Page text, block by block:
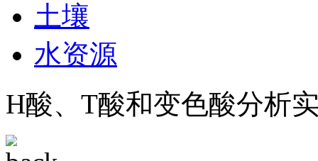
土壤
水资源
H酸、T酸和变色酸分析